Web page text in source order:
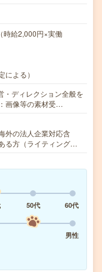
時給2,000円×実働
による）
・ディレクション全般を
画像等の素材受…
外の法人企業対応含
る方（ライティング…
50代
60代
男性